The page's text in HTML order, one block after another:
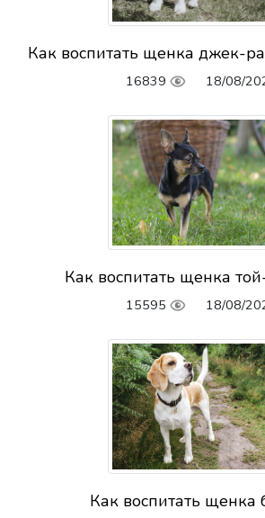
Как воспитать щенка джек-
16839 18/08/
Как воспитать щенка
15595 18/08/
Как воспитать щенка